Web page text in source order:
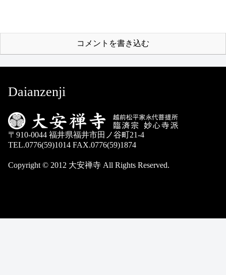
コメントを書き込む
Daianzenji
〒910-0044 福井県福井市田ノ谷町21-4
TEL.0776(59)1014 FAX.0776(59)1874
Copyright © 2012 大安禅寺 All Rights Reserved.